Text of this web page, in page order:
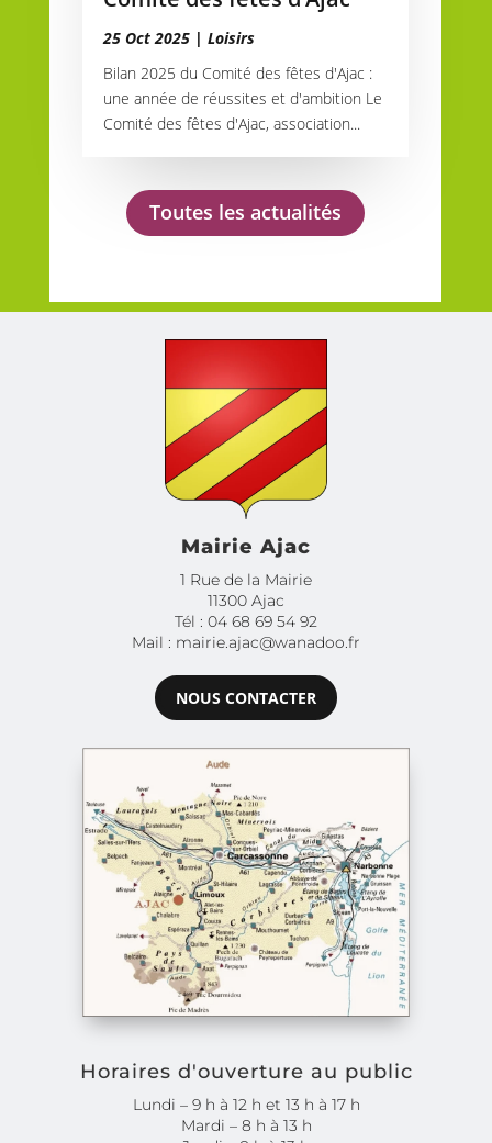
25 Oct 2025| Loisirs
Bilan 2025 du Comité des fêtes d'Ajac :
une année de réussites et d'ambition Le
Comité des fêtes d'Ajac, association...
Toutes les actualités
Mairie Ajac
1 Rue de la Mairie
11300 Ajac
Tél : 04 68 69 54 92
Mail : mairie.ajac@wanadoo.fr
NOUS CONTACTER
Horaires d'ouverture au public
Lundi – 9 h à 12 h et 13 h à 17 h
Mardi – 8 h à 13 h